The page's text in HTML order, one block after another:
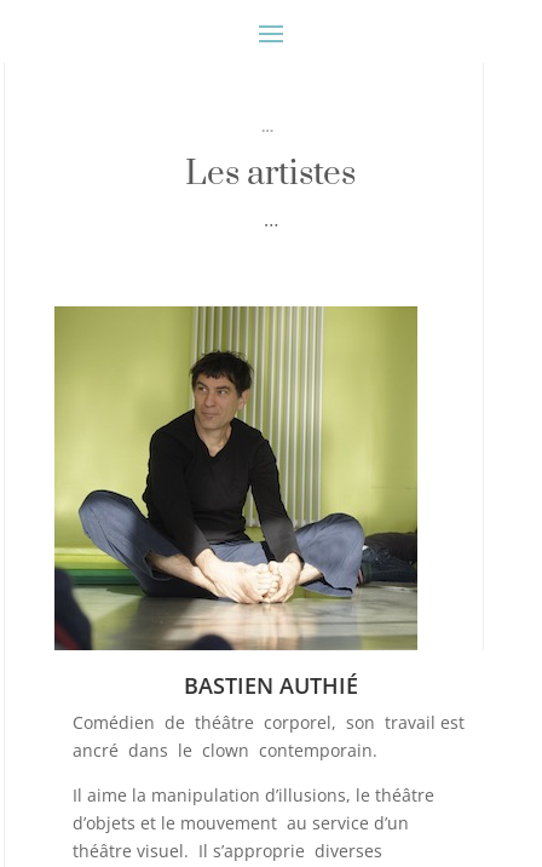
…
Les artistes
…
BASTIEN AUTHIÉ
Comédien de théâtre corporel, son travail est
ancré dans le clown contemporain.
Il aime la manipulation d’illusions, le théâtre
d’objets et le mouvement au service d’un
théâtre visuel. Il s’approprie diverses